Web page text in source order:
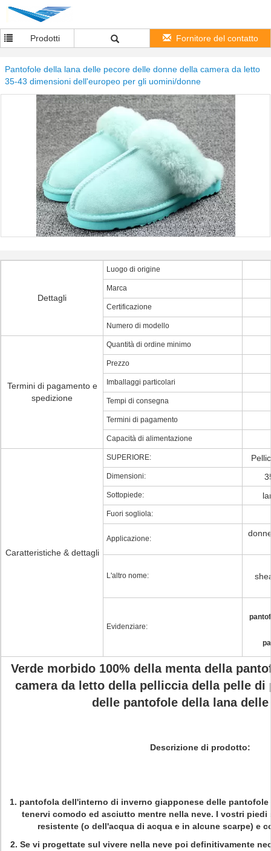
Prodotti Fornitore del contatto
Pantofole della lana delle pecore delle donne della camera da letto
35-43 dimensioni dell'europeo per gli uomini/donne
Dettagli
Luogo di origine
Marca
Certificazione
Numero di modello
Termini di pagamento e
spedizione
Quantità di ordine minimo
Prezzo
Imballaggi particolari
Tempi di consegna
Termini di pagamento
Capacità di alimentazione
Caratteristiche & dettagli
SUPERIORE:
Dimensioni:
Sottopiede:
Fuori sogliola:
Applicazione:
L'altro nome:
Evidenziare:
Verde morbido 100% della menta della
camera da letto della pelliccia della pelle di
delle pantofole della lana delle
Descrizione di prodotto:
1. pantofola dell'interno di inverno giapponese delle
tenervi comodo ed asciutto mentre nella neve. I vostri
resistente (o dell'acqua di acqua e in alcune scarpe) e
2. Se vi progettate sul vivere nella neve poi definitivamente